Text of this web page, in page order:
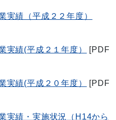
実績（平成２２年度）
実績(平成２１年度）
[PDF
実績(平成２０年度）
[PDF
実績・実施状況（H14から